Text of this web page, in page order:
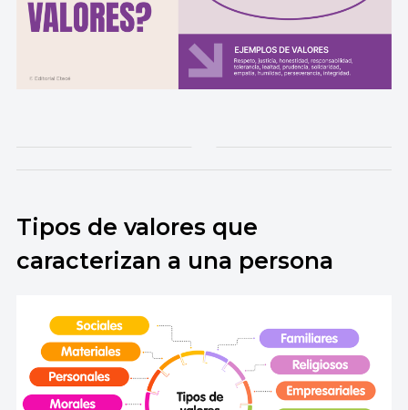
Tipos de valores que
caracterizan a una persona